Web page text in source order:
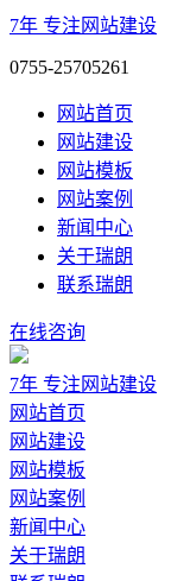
7年 专注网站建设
0755-25705261
网站首页
网站建设
网站模板
网站案例
新闻中心
关于瑞朗
联系瑞朗
在线咨询
7年 专注网站建设
网站首页
网站建设
网站模板
网站案例
新闻中心
关于瑞朗